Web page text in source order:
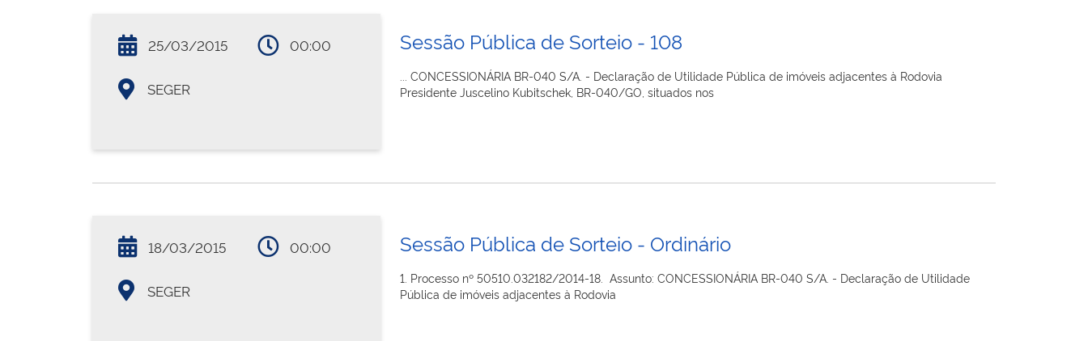
25/03/2015 00:00
SEGER
Sessão Pública de Sorteio - 108
... CONCESSIONÁRIA BR-040 S/A. - Declaração de Utilidade Pública de imóveis adjacentes à Rodovia
Presidente Juscelino Kubitschek, BR-040/GO, situados nos
18/03/2015 00:00
SEGER
Sessão Pública de Sorteio - Ordinário
1. Processo nº 50510.032182/2014-18. Assunto: CONCESSIONÁRIA BR-040 S/A. - Declaração de Utilidade
Pública de imóveis adjacentes à Rodovia